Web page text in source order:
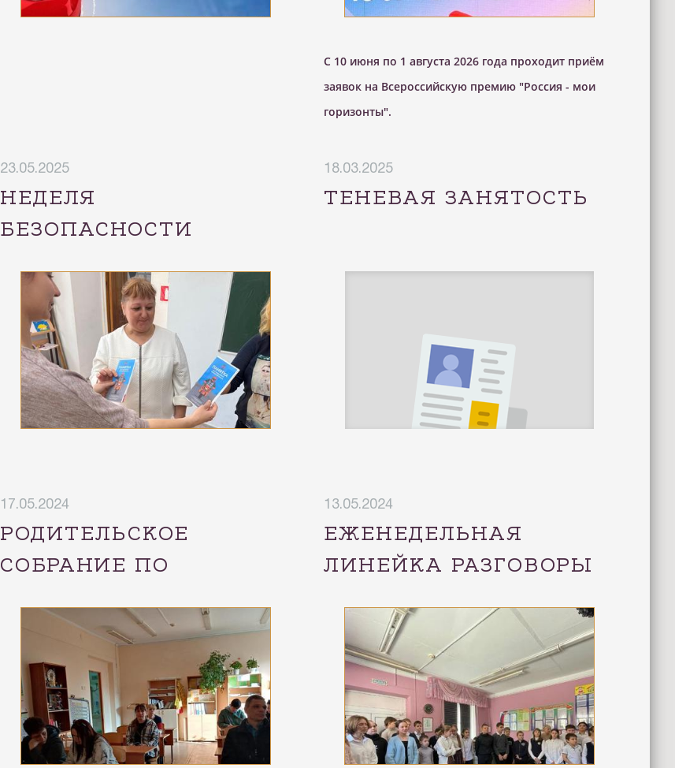
С 10 июня по 1 августа 2026 года проходит приём
заявок на Всероссийскую премию "Россия - мои
горизонты".
23.05.2025
НЕДЕЛЯ
БЕЗОПАСНОСТИ
ДВИЖЕНИЯ
18.03.2025
ТЕНЕВАЯ ЗАНЯТОСТЬ
17.05.2024
РОДИТЕЛЬСКОЕ
СОБРАНИЕ ПО
ПОДГОТОВКИ ГИА
13.05.2024
ЕЖЕНЕДЕЛЬНАЯ
ЛИНЕЙКА РАЗГОВОРЫ